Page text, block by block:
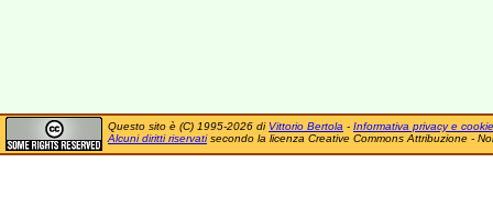
Questo sito è (C) 1995-2026 di Vittorio Bertola - Informativa privacy e cookie
Alcuni diritti riservatisecondo la licenza Creative Commons Attribuzione -